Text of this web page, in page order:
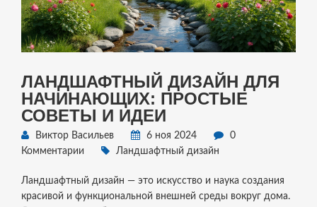
ЛАНДШАФТНЫЙ ДИЗАЙН ДЛЯ
НАЧИНАЮЩИХ: ПРОСТЫЕ
СОВЕТЫ И ИДЕИ
Виктор Васильев 6 ноя 2024
0
Комментарии
Ландшафтный дизайн
Ландшафтный дизайн — это искусство и наука создания
красивой и функциональной внешней среды вокруг дома.